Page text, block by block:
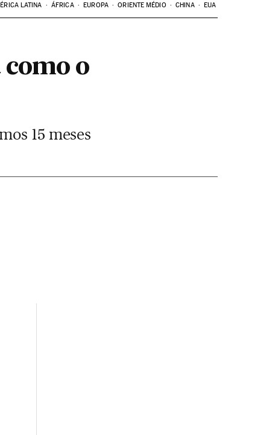
LATINA ÁFRICA EUROPA ORIENTE MÉDIO CHINA EUA
o
15 meses